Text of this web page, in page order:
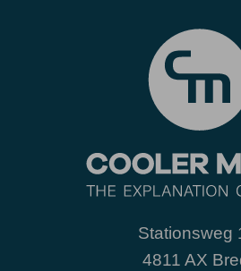
Stationsweg
4811 AX